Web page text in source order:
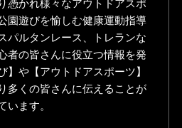
憑かれ様々なアウトドアスポ
園遊びを愉しむ健康運動指導
パルタンレース、トレランな
者の皆さんに役立つ情報を発
】や【アウトドアスポーツ】
多くの皆さんに伝えることが
います。